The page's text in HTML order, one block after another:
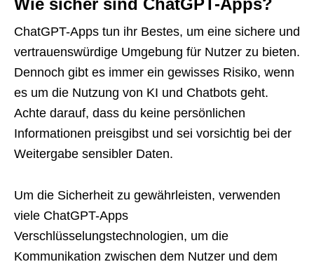
Wie sicher sind ChatGPT-Apps?
ChatGPT-Apps tun ihr Bestes, um eine sichere und
vertrauenswürdige Umgebung für Nutzer zu bieten.
Dennoch gibt es immer ein gewisses Risiko, wenn
es um die Nutzung von KI und Chatbots geht.
Achte darauf, dass du keine persönlichen
Informationen preisgibst und sei vorsichtig bei der
Weitergabe sensibler Daten.
Um die Sicherheit zu gewährleisten, verwenden
viele ChatGPT-Apps
Verschlüsselungstechnologien, um die
Kommunikation zwischen dem Nutzer und dem